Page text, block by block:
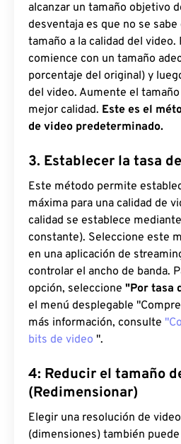
alcanzar un tamaño objetivo
desventaja es que no se
tamaño a la calidad del video.
comience con un tamaño
porcentaje del original) y
del video. Aumente el
mejor calidad. Este es el
de video predeterminado.
3. Establecer la tasa
Este método permite
máxima para una calidad de
calidad se establece
constante). Seleccione este
en una aplicación de
controlar el ancho de banda.
opción, seleccione "Por tasa
el menú desplegable
más información, consulte
bits de video ".
4: Reducir el tamaño
(Redimensionar)
Elegir una resolución de
(dimensiones) también